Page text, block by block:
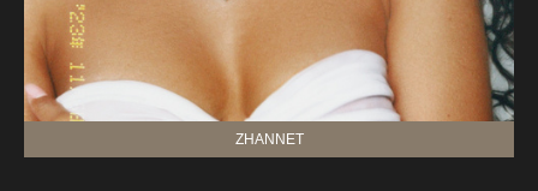
ZHANNET